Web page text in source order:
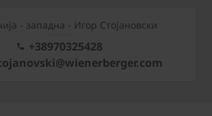
- западна - Игор Стојановски
+38970325428